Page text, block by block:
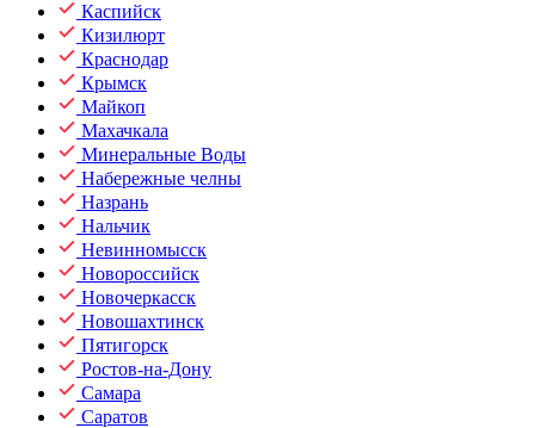
Каспийск
Кизилюрт
Краснодар
Крымск
Майкоп
Махачкала
Минеральные Воды
Набережные челны
Назрань
Нальчик
Невинномысск
Новороссийск
Новочеркасск
Новошахтинск
Пятигорск
Ростов-на-Дону
Самара
Саратов